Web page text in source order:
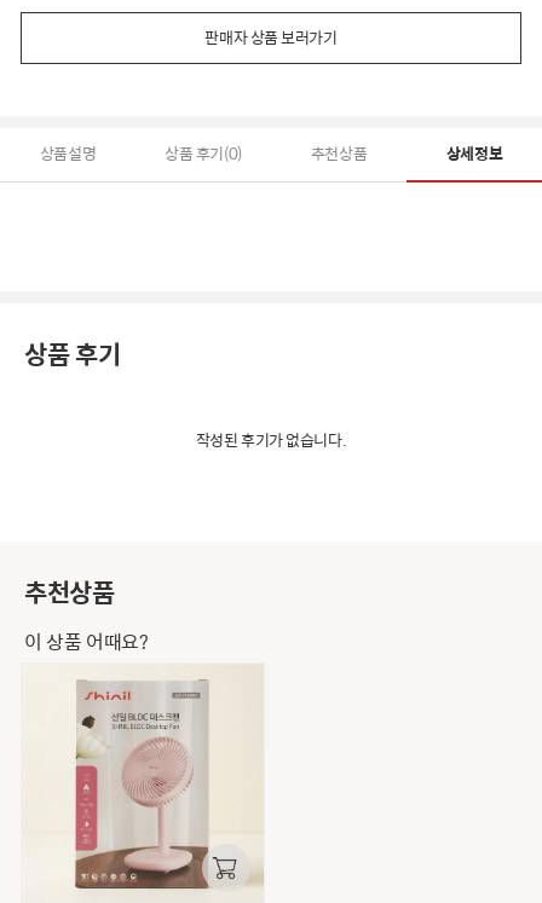
판매자 상품 보러가기
상품설명 상품 후기(0) 추천상품 상세정보
상품 후기
작성된 후기가 없습니다.
추천상품
이 상품 어때요?